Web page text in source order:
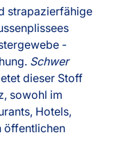
strapazierfähige
-
Schwer
dieser Stoff
sowohl im
Hotels,
öffentlichen